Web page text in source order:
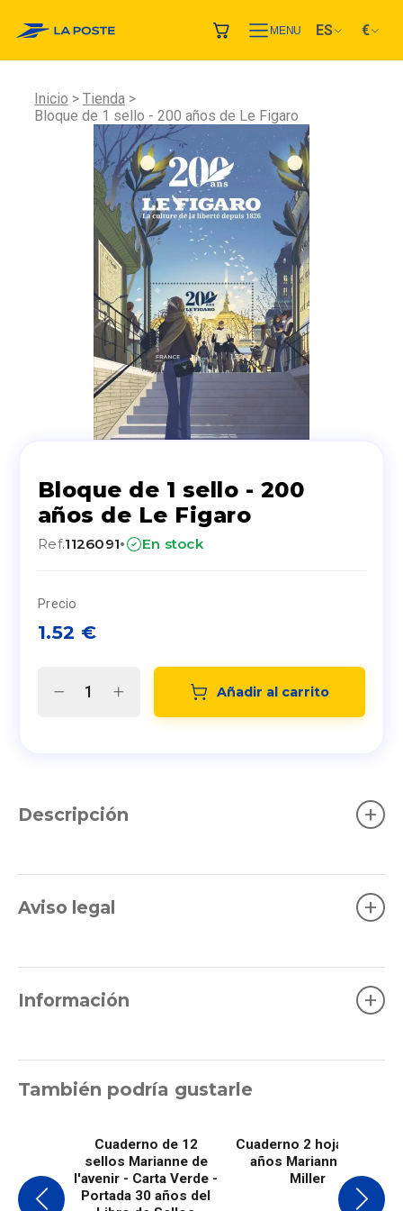
MENU ES €
Inicio
Tienda
Bloque de 1 sello - 200 años de Le Figaro
Bloque de 1 sello - 200
años de Le Figaro
Ref.1126091· En stock
Precio
1.52 €
Añadir al carrito
Descripción +
Aviso legal +
Información +
También podría gustarle
Cuaderno de 12
sellos Marianne de
l'avenir - Carta Verde -
Portada 30 años del
Cuaderno 2 hojas - 70
años Marianne de
Miller